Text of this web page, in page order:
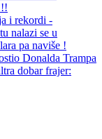
i rekordi -
nalazi se u
pa naviše !
Donalda Trampa
dobar frajer: